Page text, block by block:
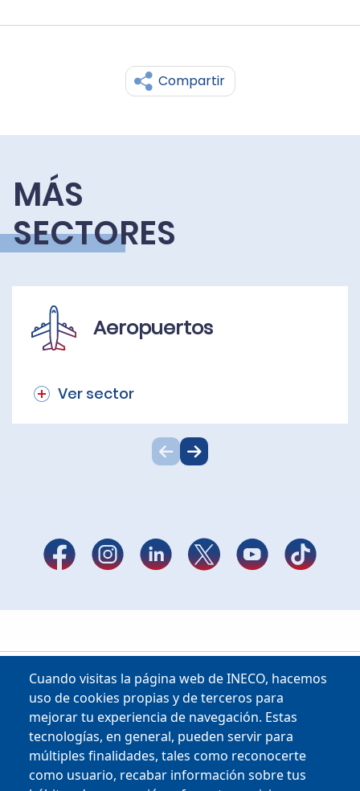
Cuando visitas la página web de INECO, hacemos
uso de cookies propias y de terceros para
mejorar tu experiencia de navegación. Estas
tecnologías, en general, pueden servir para
múltiples finalidades, tales como reconocerte
como usuario, recabar información sobre tus
Compartir
MÁS
SECTORES
Aeropuertos
Ver sector
Copyright © 2025